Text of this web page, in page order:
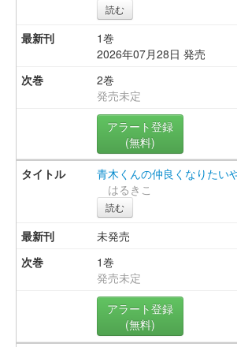
読む
1巻
2026年07月28日 発売
2巻
発売未定
アラート登録
(無料)
青木くんの仲良くなりたい
はるきこ
読む
未発売
1巻
発売未定
アラート登録
(無料)